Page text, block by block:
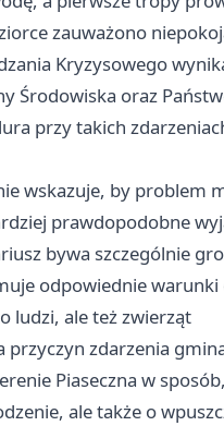
zauważono
Kryzysowego
Środowiska oraz
przy takich
wskazuje, by problem
prawdopodobne
bywa szczególnie
odpowiednie
ludzi, ale też zwierząt
przyczyn zdarzenia
Piaseczna w
ale także o